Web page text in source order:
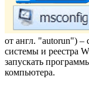
от англ. "autorun") –
системы и реестра
запускать
компьютера.